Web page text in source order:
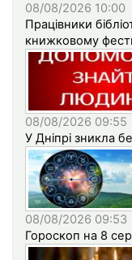
08/08/2026 10:00
Працівники
книжковому
08/08/2026 09:55
У Дніпрі зникла
08/08/2026 09:53
Гороскоп на 8